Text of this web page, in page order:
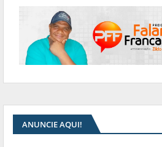
ANUNCIE AQUI!